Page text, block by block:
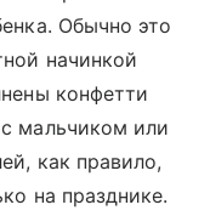
Обычно это
начинкой
конфетти
мальчиком или
как правило,
на празднике.